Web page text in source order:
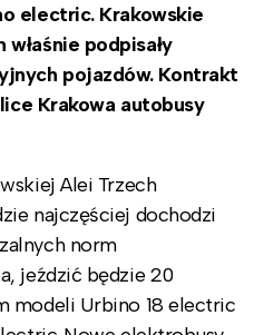
electric. Krakowskie
właśnie podpisały
pojazdów. Kontrakt
Krakowa autobusy
Alei Trzech
najczęściej dochodzi
norm
jeździć będzie 20
modeli Urbino 18 electric